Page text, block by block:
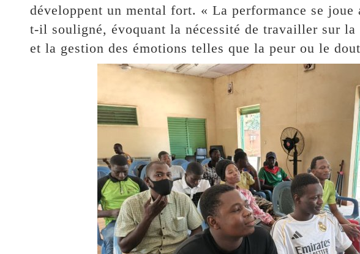
développent un mental fort. « La performance se joue
t-il souligné, évoquant la nécessité de travailler sur
et la gestion des émotions telles que la peur ou le